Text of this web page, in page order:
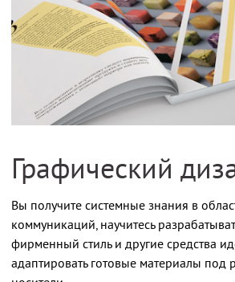
Графический
Вы получите системные знания в
коммуникаций, научитесь
фирменный стиль и другие средства
адаптировать готовые материалы под